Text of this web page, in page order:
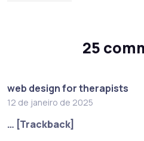
25
web design for therapists
12 de janeiro de 2025
… [Trackback]